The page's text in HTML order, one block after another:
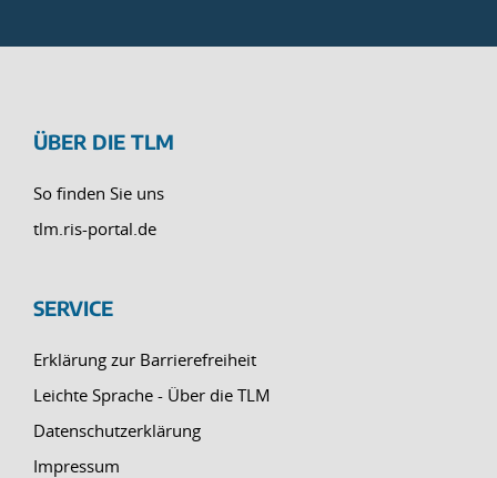
ÜBER DIE TLM
So finden Sie uns
tlm.ris-portal.de
SERVICE
Erklärung zur Barrierefreiheit
Leichte Sprache - Über die TLM
Datenschutzerklärung
Impressum